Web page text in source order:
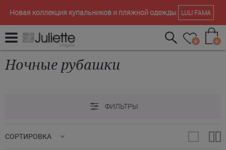
Новая коллекция купальников и пляжной одежды LULI FAMA
0 0
Ночные рубашки
ФИЛЬТРЫ
СОРТИРОВКА